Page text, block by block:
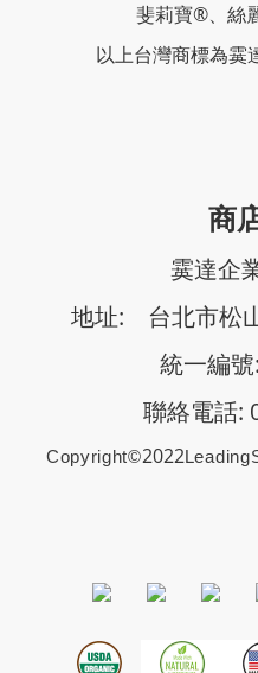
斐莉寶®、絲
以上台灣商標為霙
商
霙達企
地址: 台北市松
統一編
聯絡電話:
Copyright©2022Le